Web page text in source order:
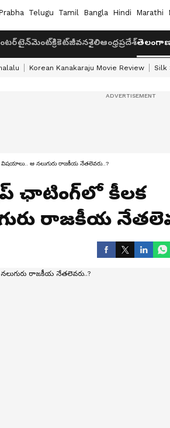
Telugu Tamil Bangla Hindi Marathi
క్రికెట్జీవనశైలిఆంధ్రప్రదేశ్
Korean Kanakaraju Movie Review Silk
ఆ నలుగురు రాజకీయ నేతలెవరు..?
ఛాటింగ్‌లో కీలక
రాజకీయ